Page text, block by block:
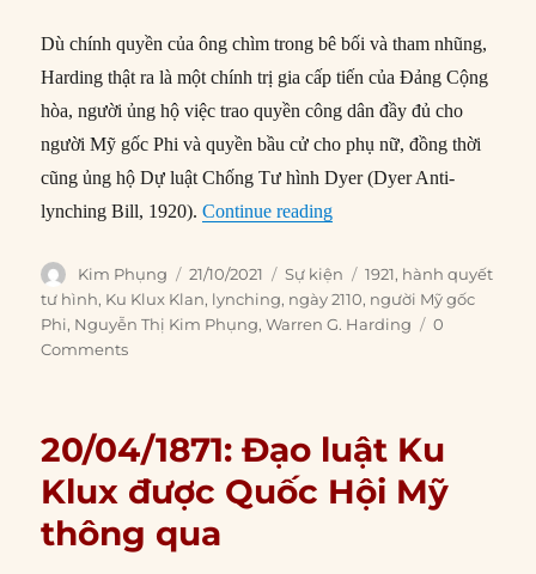
Dù chính quyền của ông chìm trong bê bối và tham nhũng,
Harding thật ra là một chính trị gia cấp tiến của Đảng Cộng
hòa, người ủng hộ việc trao quyền công dân đầy đủ cho
người Mỹ gốc Phi và quyền bầu cử cho phụ nữ, đồng thời
cũng ủng hộ Dự luật Chống Tư hình Dyer (Dyer Anti-
lynching Bill, 1920).Continue reading“21/10/1921: Tổng thống
Author
Kim Phụng
Posted
on
21/10/2021 Categories
Sự kiện Tags
1921, hành quyết
tư hình, Ku Klux Klan, lynching, ngày 2110, người Mỹ gốc
Phi, Nguyễn Thị Kim Phụng,Warren G. Harding
0
Comments
20/04/1871: Đạo luật Ku
Klux được Quốc Hội Mỹ
thông qua